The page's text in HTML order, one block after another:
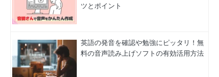
ツとポイント
英語の発音を確認や勉強にピッタリ！無
料の音声読み上げソフトの有効活用方法